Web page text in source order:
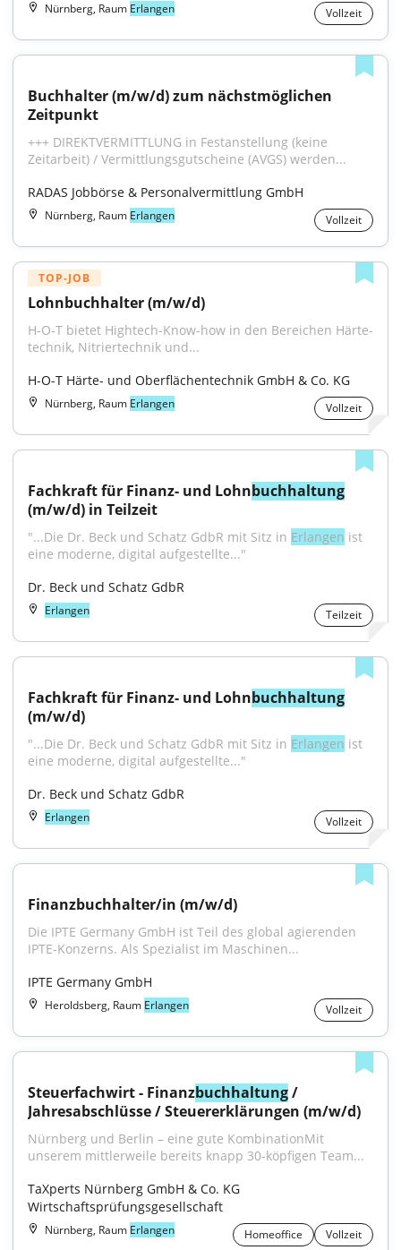
Nürnberg, Raum Erlangen Vollzeit
Buchhalter (m/w/d) zum nächstmöglichen
Zeitpunkt
+++ DIREKTVERMITTLUNG in Festanstellung (keine
Zeitarbeit) / Vermittlungsgutscheine (AVGS) werden...
RADAS Jobbörse & Personalvermittlung GmbH
Nürnberg, Raum Erlangen Vollzeit
TOP-JOB
Lohnbuchhalter (m/w/d)
H‑O‑T bietet Hightech-Know-how in den Bereichen Härte­
technik, Nitrier­technik und...
H-O-T Härte- und Oberflächentechnik GmbH & Co. KG
Nürnberg, Raum Erlangen Vollzeit
Fachkraft für Finanz- und Lohnbuchhaltung
(m/w/d) in Teilzeit
"...Die Dr. Beck und Schatz GdbR mit Sitz in Erlangen ist
eine moderne, digital aufgestellte..."
Dr. Beck und Schatz GdbR
Erlangen Teilzeit
Fachkraft für Finanz- und Lohnbuchhaltung
(m/w/d)
"...Die Dr. Beck und Schatz GdbR mit Sitz in Erlangen ist
eine moderne, digital aufgestellte..."
Dr. Beck und Schatz GdbR
Erlangen Vollzeit
Finanzbuchhalter/in (m/w/d)
Die IPTE Germany GmbH ist Teil des global agierenden
IPTE-Konzerns. Als Spezialist im Maschinen...
IPTE Germany GmbH
Heroldsberg, Raum Erlangen Vollzeit
Steuerfachwirt - Finanzbuchhaltung /
Jahresabschlüsse / Steuererklärungen (m/w/d)
Nürnberg und Berlin – eine gute KombinationMit
unserem mittlerweile bereits knapp 30-köpfigen Team...
TaXperts Nürnberg GmbH & Co. KG
Wirtschaftsprüfungsgesellschaft
Nürnberg, Raum Erlangen Homeoffice Vollzeit